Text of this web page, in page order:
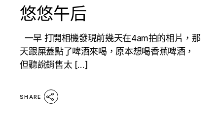
悠悠午后
一早 打開相機發現前幾天在4am拍的相片，那
天跟屎蓋點了啤酒來喝，原本想喝香蕉啤酒，
但聽說銷售太 […]
SHARE